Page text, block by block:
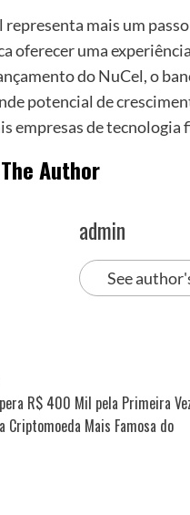
representa mais um
oferecer uma
do NuCel, o
potencial de
empresas de tecnologia
Author
admin
See
R$ 400 Mil pela Primeira
Criptomoeda Mais Famosa do